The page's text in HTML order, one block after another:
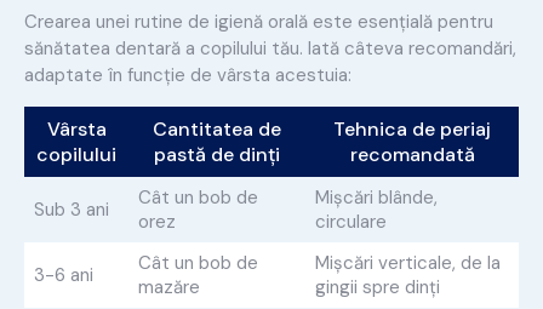
Crearea unei rutine de igienă orală este esențială pentru
sănătatea dentară a copilului tău. Iată câteva recomandări,
adaptate în funcție de vârsta acestuia:
Vârsta
copilului
Cantitatea de
pastă de dinți
Tehnica de periaj
recomandată
Sub 3 ani
Cât un bob de
orez
Mișcări blânde,
circulare
3-6 ani
Cât un bob de
mazăre
Mișcări verticale, de la
gingii spre dinți